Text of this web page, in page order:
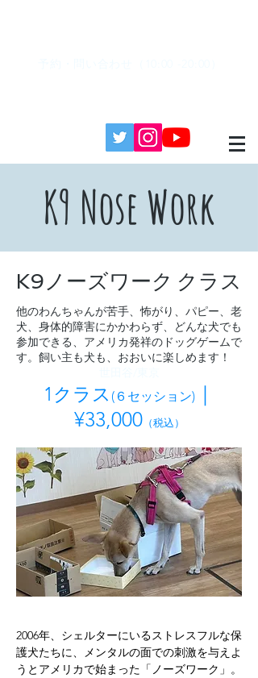
K9 Nose Work
K9 ノーズワーク クラス
他のわんちゃんが苦手、怖がり、パピー、老
犬、身体的障害にかかわらず、どんな犬でも
参加できる、アメリカ発祥のドッグゲームで
す。飼い主も犬も、おおいに楽しめます！
1 クラス (６セッション) ｜
¥33,000（税込）
2006年、シェルターにいるストレスフルな保
護犬たちに、メンタルの面での刺激を与えよ
うとアメリカで始まった「ノーズワーク」。